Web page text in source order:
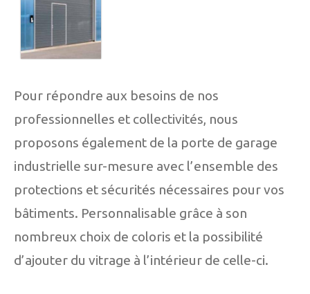
Pour répondre aux besoins de nos
professionnelles et collectivités, nous
proposons également de la porte de garage
industrielle sur-mesure avec l’ensemble des
protections et sécurités nécessaires pour vos
bâtiments. Personnalisable grâce à son
nombreux choix de coloris et la possibilité
d’ajouter du vitrage à l’intérieur de celle-ci.